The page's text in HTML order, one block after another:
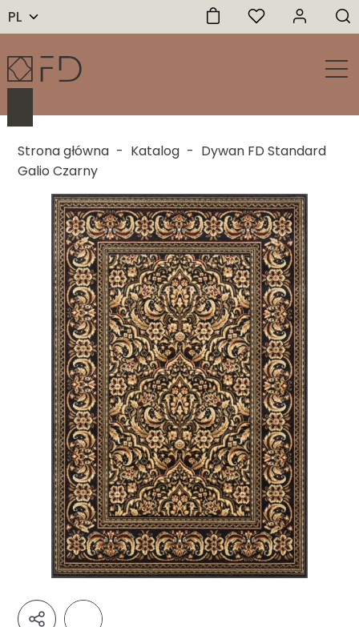
PL
Strona główna - Katalog - Dywan FD Standard
Galio Czarny